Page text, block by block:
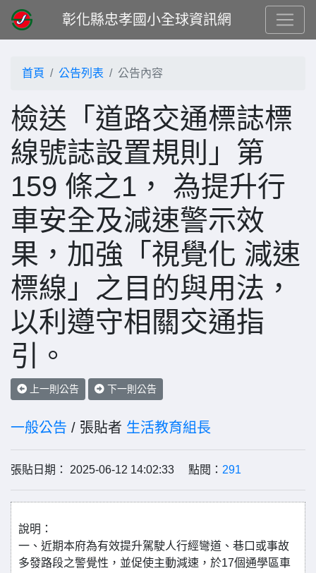
彰化縣忠孝國小全球資訊網
首頁 公告列表 公告內容
檢送「道路交通標誌標
線號誌設置規則」第
159 條之1， 為提升行
車安全及減速警示效
果，加強「視覺化 減速
標線」之目的與用法，
以利遵守相關交通指
引。
上一則公告 下一則公告
一般公告 / 張貼者 生活教育組長
張貼日期： 2025-06-12 14:02:33 點閱： 291
說明：
一、近期本府為有效提升駕駛人行經彎道、巷口或事故
多發路段之警覺性，並促使主動減速，於17個通學區車